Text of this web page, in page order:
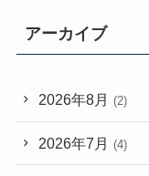
アーカイブ
2026年8月 (2)
2026年7月 (4)